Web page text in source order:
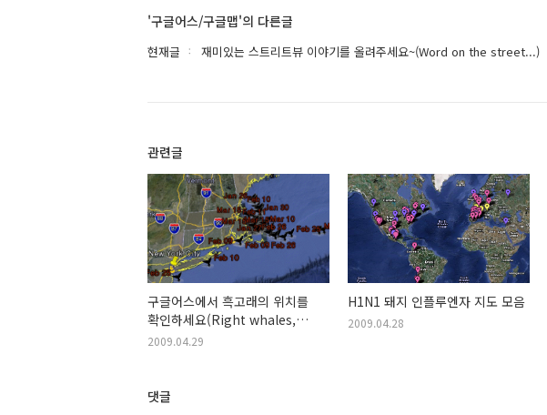
'구글어스/구글맵'의 다른글
현재글 재미있는 스트리트뷰 이야기를 올려주세요~(Word on the street...)
관련글
구글어스에서 흑고래의 위치를
확인하세요(Right whales,
right there)
2009.04.29
H1N1 돼지 인플루엔자 지도 모음
2009.04.28
댓글